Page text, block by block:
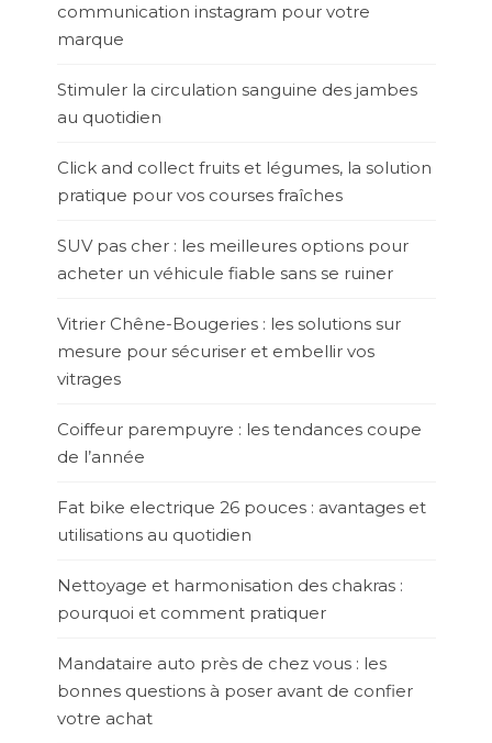
communication instagram pour votre
marque
Stimuler la circulation sanguine des jambes
au quotidien
Click and collect fruits et légumes, la solution
pratique pour vos courses fraîches
SUV pas cher : les meilleures options pour
acheter un véhicule fiable sans se ruiner
Vitrier Chêne-Bougeries : les solutions sur
mesure pour sécuriser et embellir vos
vitrages
Coiffeur parempuyre : les tendances coupe
de l’année
Fat bike electrique 26 pouces : avantages et
utilisations au quotidien
Nettoyage et harmonisation des chakras :
pourquoi et comment pratiquer
Mandataire auto près de chez vous : les
bonnes questions à poser avant de confier
votre achat